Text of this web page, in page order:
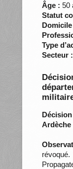
Âge : 50
Statut
Type
Secteur :
Ardèche